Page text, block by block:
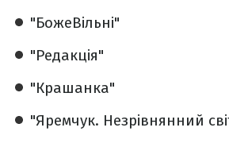
"БожеВільні"
"Редакція"
"Крашанка"
"Яремчук. Незрівнянний